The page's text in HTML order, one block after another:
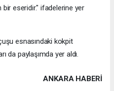
eseridir." ifadelerine yer
esnasındaki kokpit
da paylaşımda yer aldı.
ANKARA HABERİ